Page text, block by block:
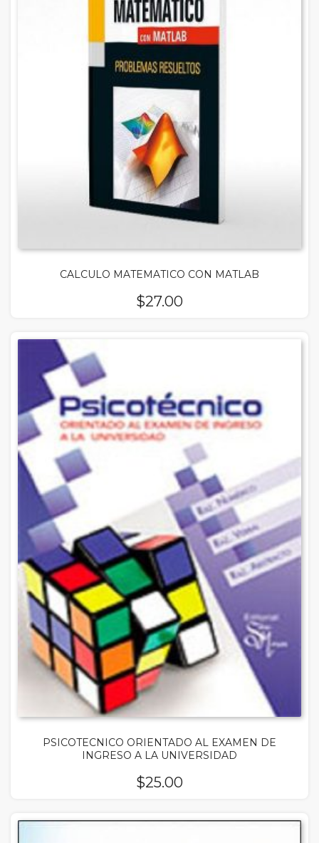
CALCULO MATEMATICO CON MATLAB
$27.00
PSICOTECNICO ORIENTADO AL EXAMEN DE
INGRESO A LA UNIVERSIDAD
$25.00